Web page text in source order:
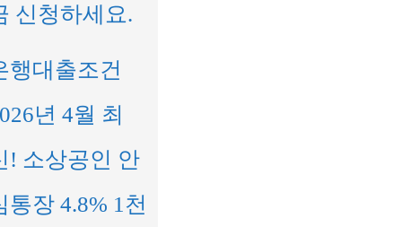
신청하세요.
행대출조건
년 4월 최
! 소상공인 안
통장 4.8% 1천